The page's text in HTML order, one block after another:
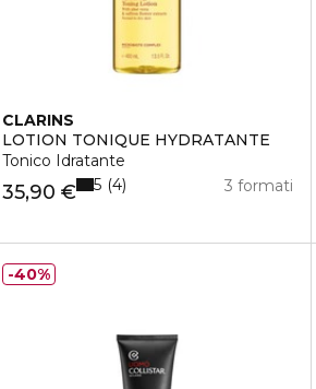
CLARINS
LOTION TONIQUE HYDRATANTE
Tonico Idratante
35,90 € 3 formati
5 4
40%